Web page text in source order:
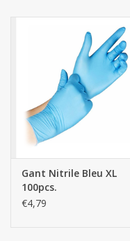
Gant Nitrile Bleu XL
100pcs.
€4,79